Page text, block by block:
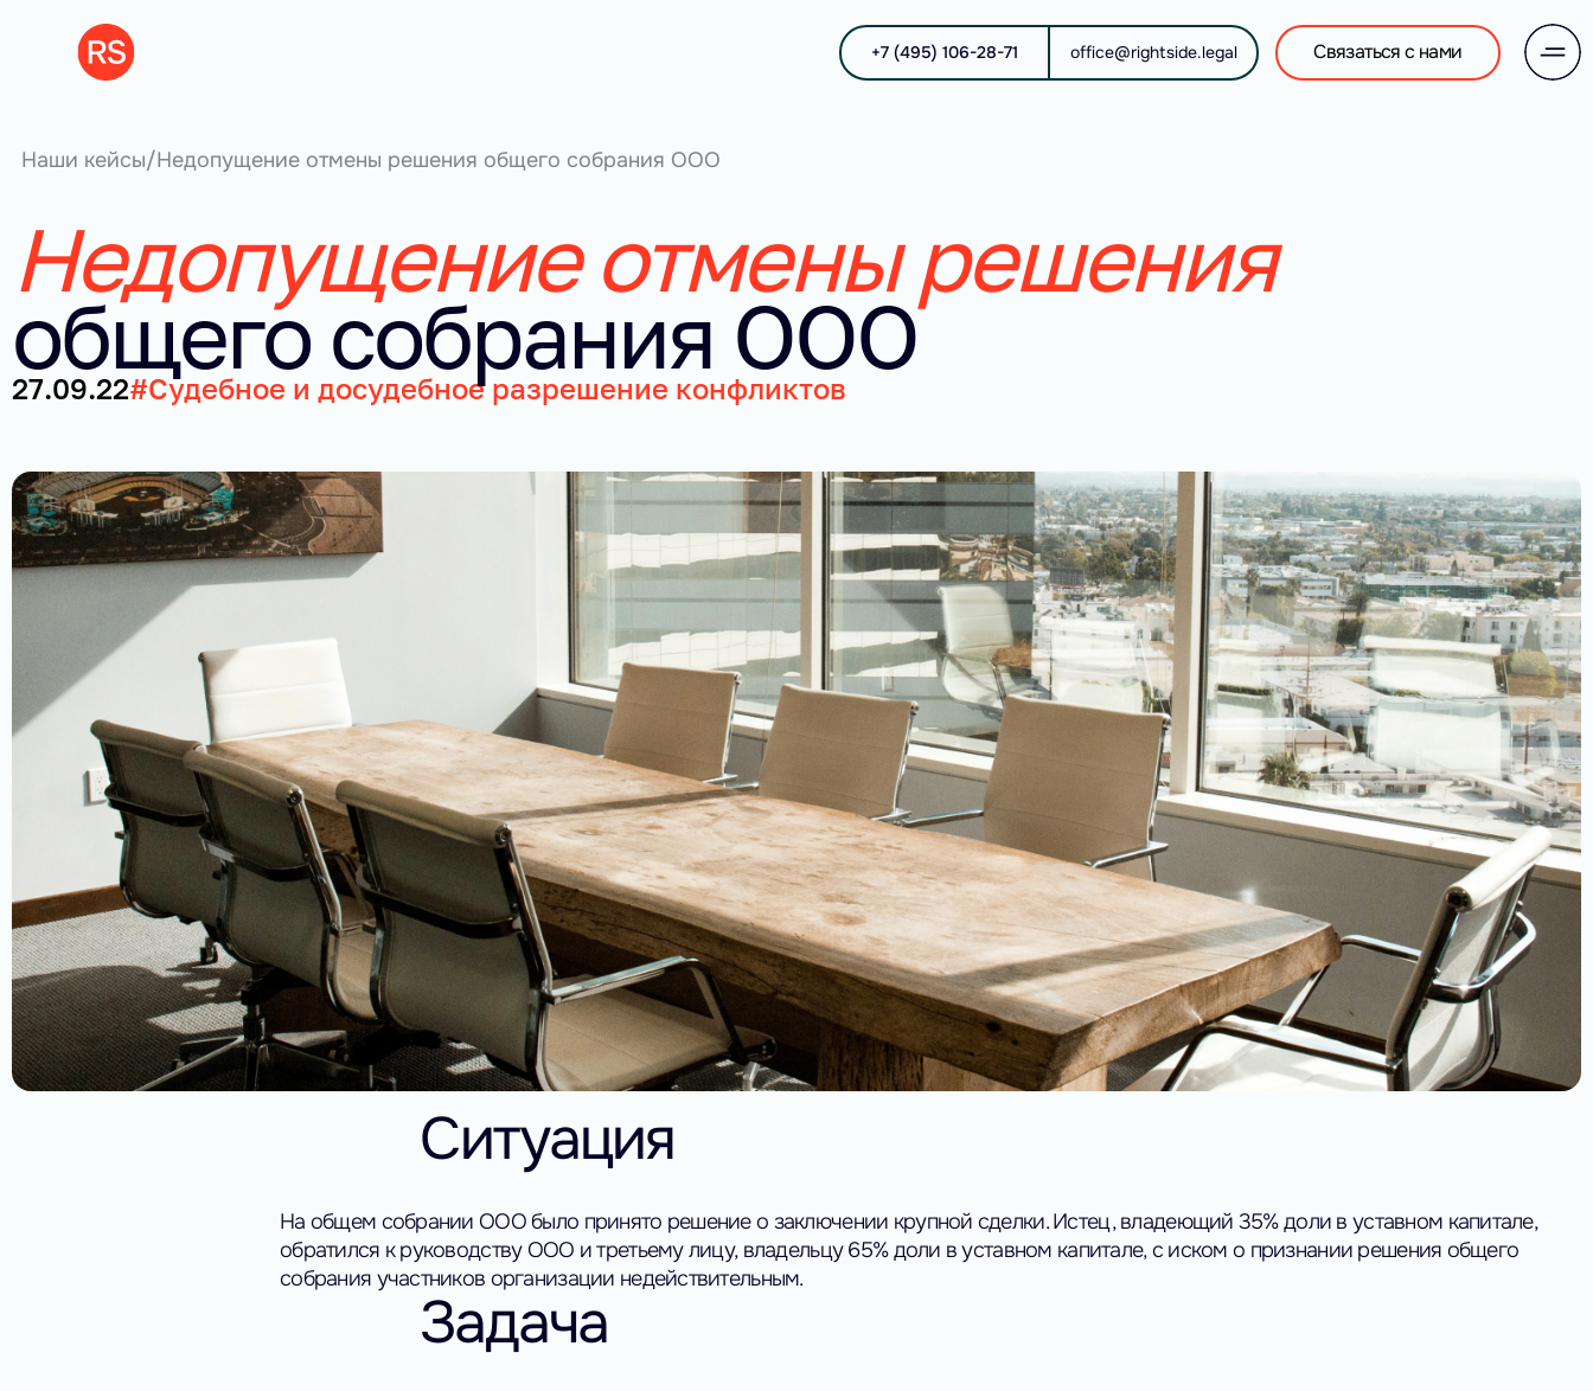
+7 (495) 106-28-71 office@rightside.legal Связаться с нами
Наши кейсы/Недопущение отмены решения общего собрания ООО
Недопущение отмены решения
общего собрания ООО
27.09.22#Судебное и досудебное разрешение конфликтов
Ситуация
На общем собрании ООО было принято решение о заключении крупной сделки. Истец, владеющий 35% доли в уставном капитале,
обратился к руководству ООО и третьему лицу, владельцу 65% доли в уставном капитале, с иском о признании решения общего
собрания участников организации недействительным.
Задача